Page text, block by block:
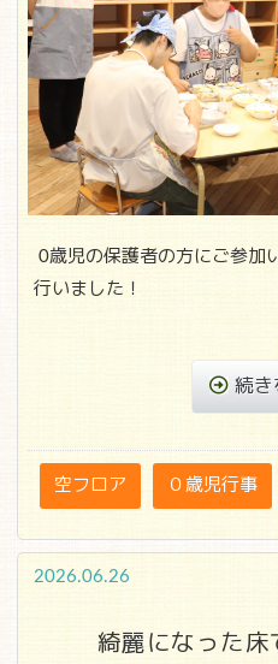
0歳児の保護者の方にご参加
行いました！
続き
空フロア ０歳児行事
2026.06.26
綺麗になった床